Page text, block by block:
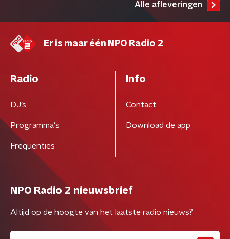
Alle afleveringen
Er is maar één NPO Radio 2
Radio
DJ’s
Programma's
Frequenties
Info
Contact
Download de app
NPO Radio 2 nieuwsbrief
Altijd op de hoogte van het laatste radio nieuws?